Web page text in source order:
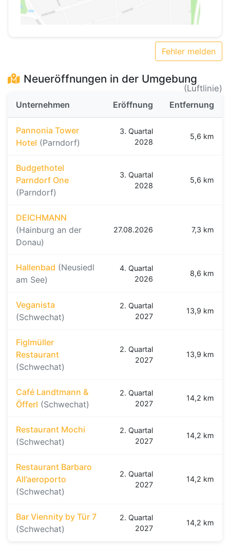
Fehler melden
Neueröffnungen in der Umgebung
(Luftlinie)
Unternehmen
Eröffnung Entfernung
Pannonia Tower
Hotel (Parndorf)
3. Quartal
2028
5,6 km
Budgethotel
Parndorf One
(Parndorf)
3. Quartal
2028
5,6 km
DEICHMANN
(Hainburg an der
Donau)
27.08.2026 7,3 km
Hallenbad (Neusiedl
am See)
4. Quartal
2026
8,6 km
Veganista
(Schwechat)
2. Quartal
2027
13,9 km
Figlmüller
Restaurant
(Schwechat)
2. Quartal
2027
13,9 km
Café Landtmann &
Öfferl (Schwechat)
2. Quartal
2027
14,2 km
Restaurant Mochi
(Schwechat)
2. Quartal
2027
14,2 km
Restaurant Barbaro
All’aeroporto
(Schwechat)
2. Quartal
2027
14,2 km
Bar Viennity by Tür 7
(Schwechat)
2. Quartal
2027
14,2 km